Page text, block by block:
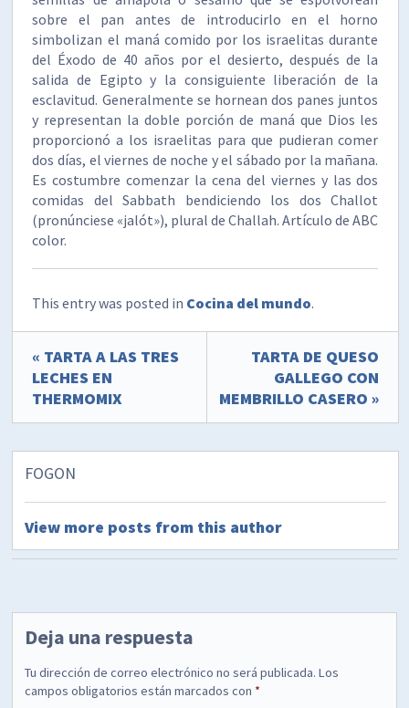
sobre el pan antes de introducirlo en el horno
simbolizan el maná comido por los israelitas durante
del Éxodo de 40 años por el desierto, después de la
salida de Egipto y la consiguiente liberación de la
esclavitud. Generalmente se hornean dos panes juntos
y representan la doble porción de maná que Dios les
proporcionó a los israelitas para que pudieran comer
dos días, el viernes de noche y el sábado por la mañana.
Es costumbre comenzar la cena del viernes y las dos
comidas del Sabbath bendiciendo los dos Challot
(pronúnciese «jalót»), plural de Challah. Artículo de ABC
color.
This entry was posted in Cocina del mundo.
« TARTA A LAS TRES
LECHES EN
THERMOMIX
TARTA DE QUESO
GALLEGO CON
MEMBRILLO CASERO »
FOGON
View more posts from this author
Deja una respuesta
Tu dirección de correo electrónico no será publicada. Los
campos obligatorios están marcados con *